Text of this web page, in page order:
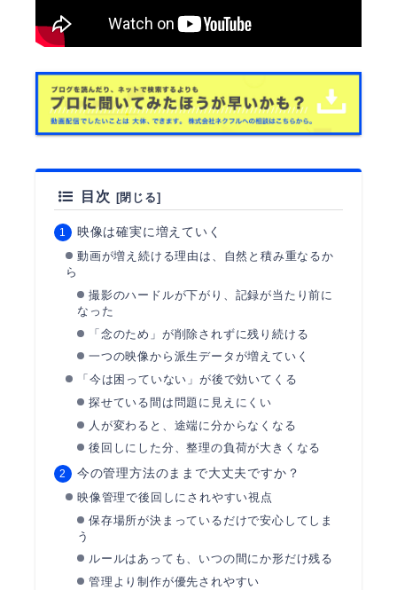
目次
映像は確実に増えていく
動画が増え続ける理由は、自然と積み重なるか
ら
撮影のハードルが下がり、記録が当たり前に
なった
「念のため」が削除されずに残り続ける
一つの映像から派生データが増えていく
「今は困っていない」が後で効いてくる
探せている間は問題に見えにくい
人が変わると、途端に分からなくなる
後回しにした分、整理の負荷が大きくなる
今の管理方法のままで大丈夫ですか？
映像管理で後回しにされやすい視点
保存場所が決まっているだけで安心してしま
う
ルールはあっても、いつの間にか形だけ残る
管理より制作が優先されやすい